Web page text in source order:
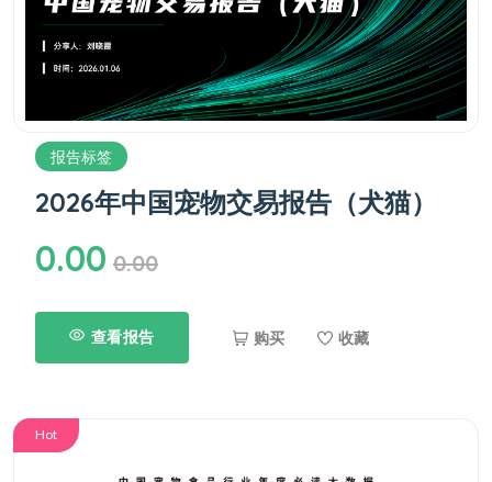
报告标签
2026年中国宠物交易报告（犬猫）
0.00 0.00
查看报告 购买 收藏
Hot